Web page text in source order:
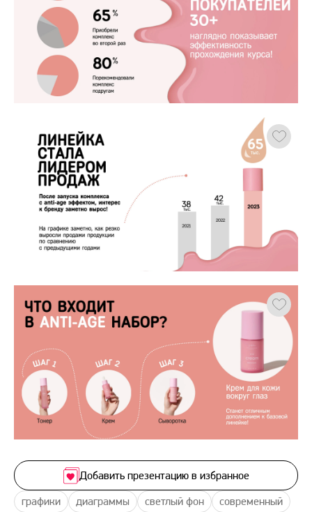
графики диаграммы светлый фон современный
Добавить презентацию в избранное